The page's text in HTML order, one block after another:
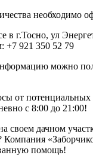
необходимо
в г.Тосно, ул
+7 921 350 52 79
можно
от потенциальных
c 8:00 до 21:00!
своем дачном
Компания
помощь!